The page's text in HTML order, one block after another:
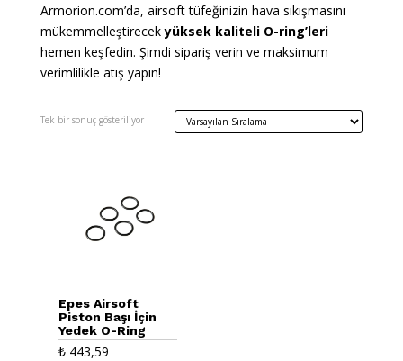
Armorion.com’da, airsoft tüfeğinizin hava sıkışmasını
mükemmelleştirecekyüksek kaliteli O-ring’leri
hemen keşfedin. Şimdi sipariş verin ve maksimum
verimlilikle atış yapın!
Tek bir sonuç gösteriliyor
Epes Airsoft
Piston Başı İçin
Yedek O-Ring
₺443,59